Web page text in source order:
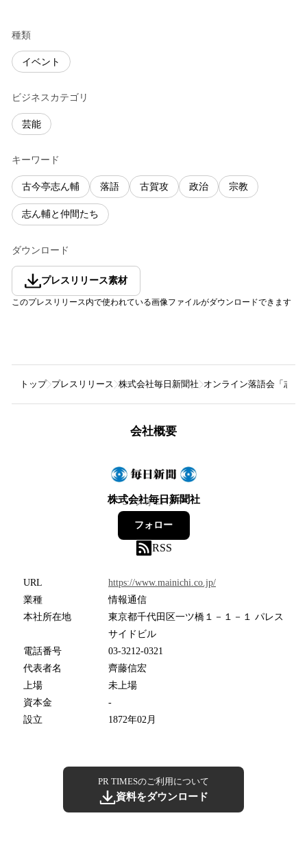
種類
イベント
ビジネスカテゴリ
芸能
キーワード
古今亭志ん輔 落語 古賀攻 政治 宗教
志ん輔と仲間たち
ダウンロード
プレスリリース素材
このプレスリリース内で使われている画像ファイルがダウンロードできます
トップ プレスリリース 株式会社毎日新聞社 オンライン落語会「
会社概要
株式会社毎日新聞社
57フォロワー
フォロー
RSS
URL
https://www.mainichi.co.jp/
業種
情報通信
本社所在地
東京都千代田区一ツ橋１－１－１ パレス
サイドビル
電話番号
03-3212-0321
代表者名
齊藤信宏
上場
未上場
資本金
-
設立
1872年02月
PR TIMESのご利用について
資料をダウンロード